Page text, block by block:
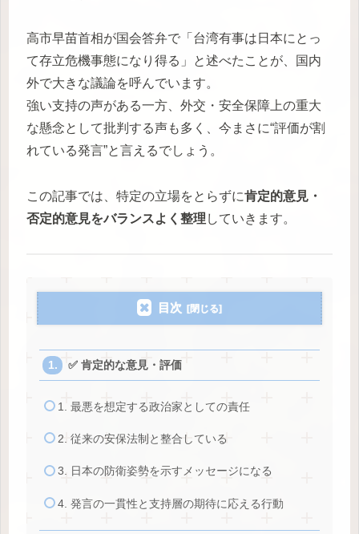
高市早苗首相が国会答弁で「台湾有事は日本にとっ
て存立危機事態になり得る」と述べたことが、国内
外で大きな議論を呼んでいます。
強い支持の声がある一方、外交・安全保障上の重大
な懸念として批判する声も多く、今まさに“評価が割
れている発言”と言えるでしょう。
この記事では、特定の立場をとらずに肯定的意見・
否定的意見をバランスよく整理 していきます。
目次
✅ 肯定的な意見・評価
1. 最悪を想定する政治家としての責任
2. 従来の安保法制と整合している
3. 日本の防衛姿勢を示すメッセージになる
4. 発言の一貫性と支持層の期待に応える行動